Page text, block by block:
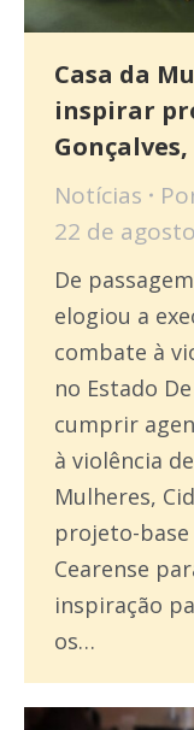
Casa da
inspirar
Notícias
22 de
De
elogiou a
combate à
no Estado
cumprir
à violência
Mulheres,
projeto-base
Cearense
inspiração
os…